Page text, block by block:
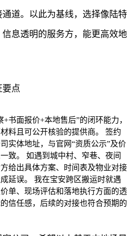
道。以此为基线，选择像陆特
息透明的服务方，能更高效地
要点
书面报价+本地售后”的闭环能力，
料且可公开核验的提供商。 签约
实体地址，与官网“资质公示”及价
致。 如遇到城中村、窄巷、夜间
给出具体方案、时间表及物业对接
延误。 我在宝安跨区搬运时就遇
单、现场评估和落地执行方面的透
信任感，后续的对接也符合预期的